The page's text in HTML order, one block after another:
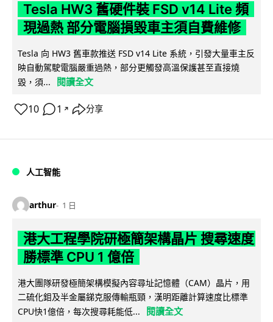
Tesla HW3 舊硬件裝 FSD v14 Lite 頻
現過熱 部分電腦損毀車主須自費維修
Tesla 向 HW3 舊車款推送 FSD v14 Lite 系統，引發大量車主反
映自動駕駛電腦嚴重過熱，部分更觸發高溫保護甚至直接燒
毀，須...
閱讀全文
10 1 ↗ 分享
人工智能
arthur 1 日
港大工程學院研極簡架構晶片 搜尋速度
勝標準 CPU 1 億倍
港大團隊研發極簡架構模擬內容尋址記憶體（CAM）晶片，用
二硫化鉬及半金屬銻克服傳輸瓶頸，漢明距離計算速度比標準
CPU快1億倍，每次搜尋耗能低...
閱讀全文